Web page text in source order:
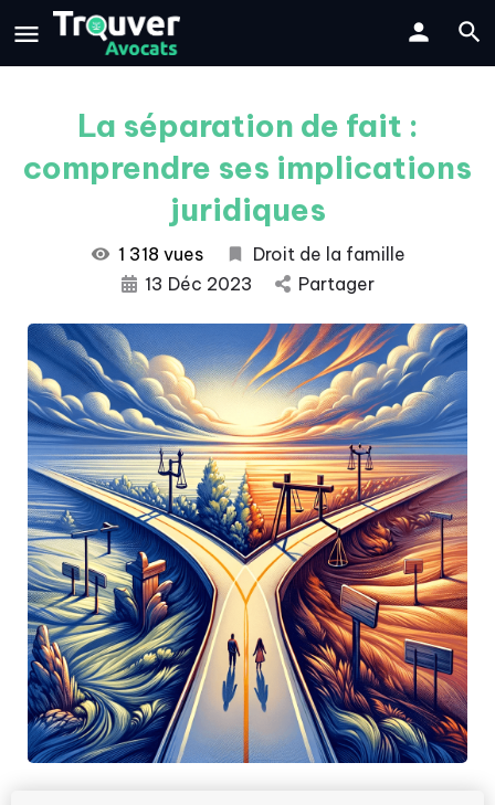
La séparation de fait :
comprendre ses implications
juridiques
1 318 vues
Droit de la famille
13 Déc 2023
Partager